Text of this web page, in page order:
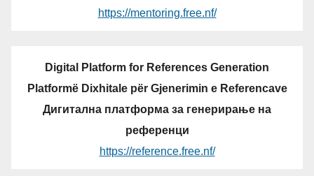
https://mentoring.free.nf/
Digital Platform for References Generation
Platformë Dixhitale për Gjenerimin e Referencave
Дигитална платформа за генерирање на
референци
https://reference.free.nf/